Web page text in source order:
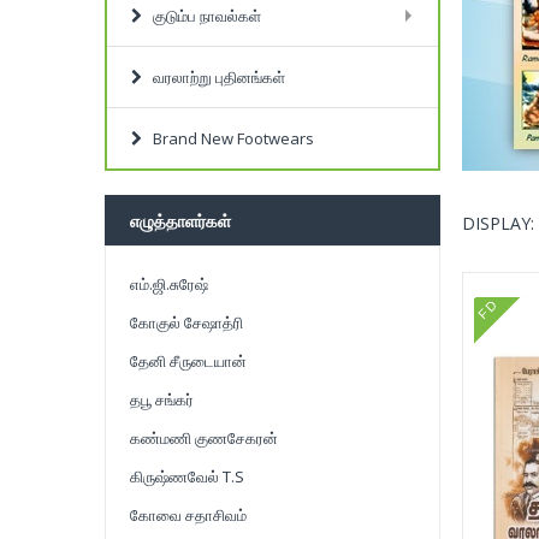
குடும்ப நாவல்கள்
வரலாற்று புதினங்கள்
Brand New Footwears
எழுத்தாளர்கள்
எம்.ஜி.சுரேஷ்
கோகுல் சேஷாத்ரி
தேனி சீருடையான்
தபூ சங்கர்
கண்மணி குணசேகரன்
கிருஷ்ணவேல் T.S
கோவை சதாசிவம்
DISPLAY:
FD